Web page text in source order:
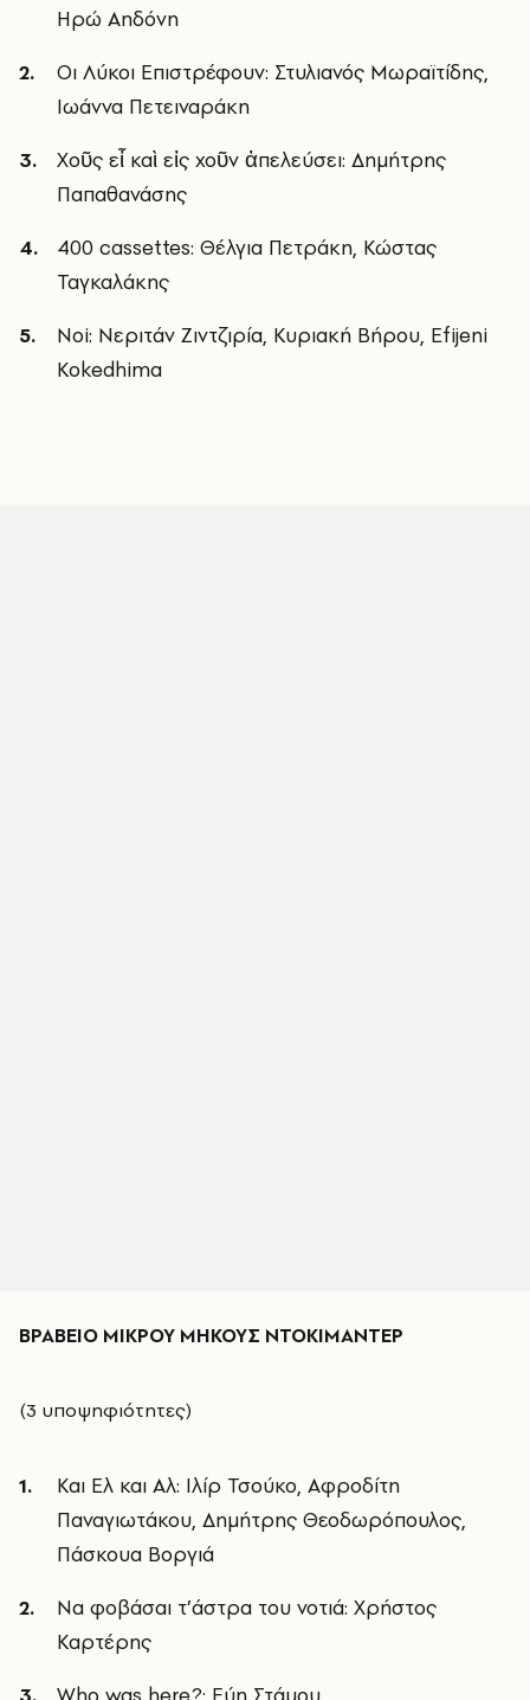
Ηρώ Αηδόνη
Οι Λύκοι Επιστρέφουν: Στυλιανός Μωραϊτίδης,
Ιωάννα Πετειναράκη
Χοῦς εἶ καὶ εἰς χοῦν ἀπελεύσει: Δημήτρης
Παπαθανάσης
400 cassettes: Θέλγια Πετράκη, Κώστας
Ταγκαλάκης
Noi: Νεριτάν Ζιντζιρία, Κυριακή Βήρου, Efijeni
Kokedhima
ΒΡΑΒΕΙΟ ΜΙΚΡΟΥ ΜΗΚΟΥΣ ΝΤΟΚΙΜΑΝΤΕΡ
(3 υποψηφιότητες)
Και Ελ και Αλ: Ιλίρ Τσούκο, Αφροδίτη
Παναγιωτάκου, Δημήτρης Θεοδωρόπουλος,
Πάσκουα Βοργιά
Να φοβάσαι τ’άστρα του νοτιά: Χρήστος
Καρτέρης